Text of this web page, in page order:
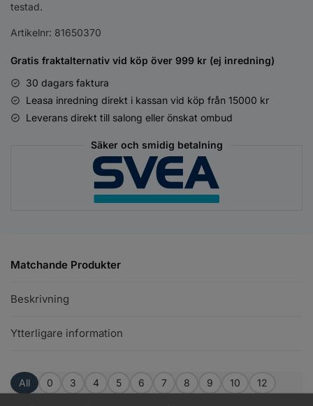
testad.
Artikelnr: 81650370
Gratis fraktalternativ vid köp över 999 kr (ej inredning)
30 dagars faktura
Leasa inredning direkt i kassan vid köp från 15000 kr
Leverans direkt till salong eller önskat ombud
Säker och smidig betalning
Matchande Produkter
Beskrivning
Ytterligare information
All 0 3 4 5 6 7 8 9 10 12